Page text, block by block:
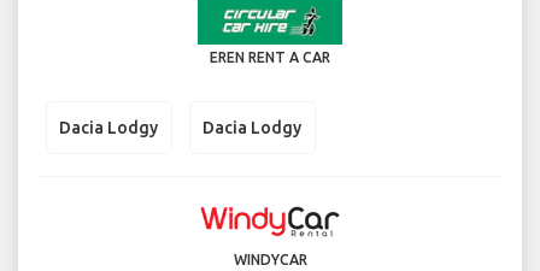
EREN RENT A CAR
Dacia Lodgy Dacia Lodgy
WINDYCAR